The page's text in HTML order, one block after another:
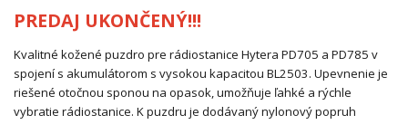
PREDAJ UKONČENÝ!!!
Kvalitné kožené puzdro pre rádiostanice Hytera PD705 a PD785 v
spojení s akumulátorom s vysokou kapacitou BL2503. Upevnenie je
riešené otočnou sponou na opasok, umožňuje ľahké a rýchle
vybratie rádiostanice. K puzdru je dodávaný nylonový popruh